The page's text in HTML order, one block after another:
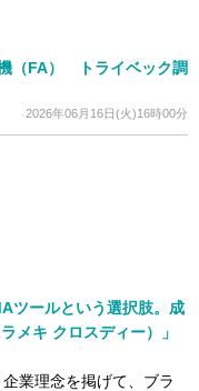
（FA） トライベック調
2026年06月16日(火)16時00分
ツールという選択肢。成
メキ クロスディー）」
業理念を掲げて、ブラ